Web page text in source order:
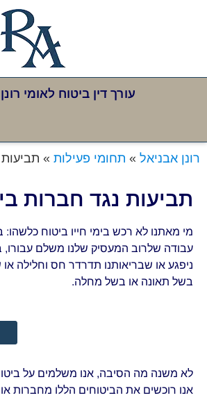
עורך דין ביטוח לאומי
רונן אבניאל » תחומי פעילות »
תביעות נגד חברות
מי מאתנו לא רכש בימי חייו ביטוח כלשהו:
עבודה שלרוב המעסיק שלנו משלם עבורו,
ניפגע או שבריאותנו תדרדר חס וחלילה
בשל תאונה או בשל מחלה.
לא משנה מה הסיבה, אנו משלמים על
אנו רוכשים את הביטוחים הללו מחברות או